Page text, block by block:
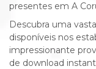
presentes em A
Descubra uma
disponíveis nos
impressionante
de download